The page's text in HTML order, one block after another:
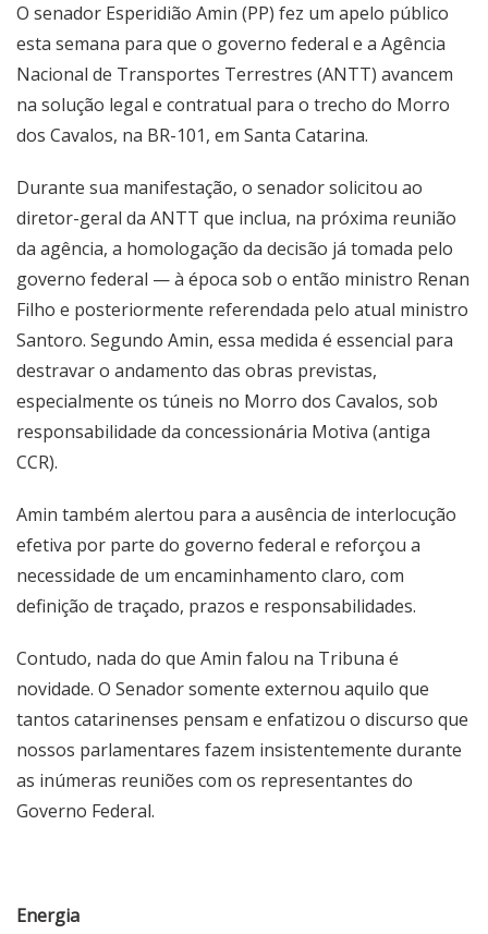
O senador Esperidião Amin (PP) fez um apelo público
esta semana para que o governo federal e a Agência
Nacional de Transportes Terrestres (ANTT) avancem
na solução legal e contratual para o trecho do Morro
dos Cavalos, na BR-101, em Santa Catarina.
Durante sua manifestação, o senador solicitou ao
diretor-geral da ANTT que inclua, na próxima reunião
da agência, a homologação da decisão já tomada pelo
governo federal — à época sob o então ministro Renan
Filho e posteriormente referendada pelo atual ministro
Santoro. Segundo Amin, essa medida é essencial para
destravar o andamento das obras previstas,
especialmente os túneis no Morro dos Cavalos, sob
responsabilidade da concessionária Motiva (antiga
CCR).
Amin também alertou para a ausência de interlocução
efetiva por parte do governo federal e reforçou a
necessidade de um encaminhamento claro, com
definição de traçado, prazos e responsabilidades.
Contudo, nada do que Amin falou na Tribuna é
novidade. O Senador somente externou aquilo que
tantos catarinenses pensam e enfatizou o discurso que
nossos parlamentares fazem insistentemente durante
as inúmeras reuniões com os representantes do
Governo Federal.
Energia